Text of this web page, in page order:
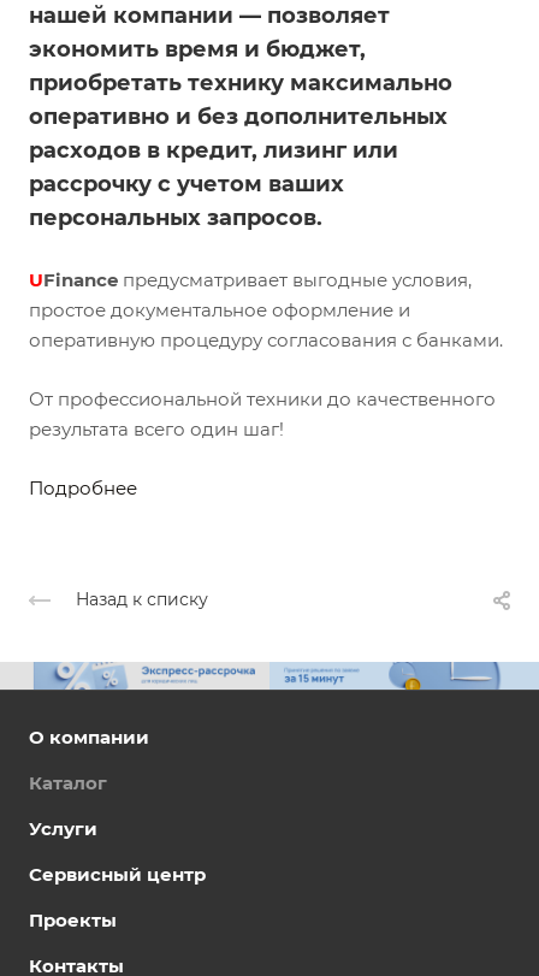
нашей компании — позволяет
экономить время и бюджет,
приобретать технику максимально
оперативно и без дополнительных
расходов в кредит, лизинг или
рассрочку с учетом ваших
персональных запросов.
UFinance предусматривает выгодные условия,
простое документальное оформление и
оперативную процедуру согласования с банками.
От профессиональной техники до качественного
результата всего один шаг!
Подробнее
Назад к списку
О компании
Каталог
Услуги
Сервисный центр
Проекты
Контакты